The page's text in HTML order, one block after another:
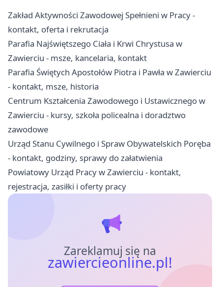
Zakład Aktywności Zawodowej Spełnieni w Pracy -
kontakt, oferta i rekrutacja
Parafia Najświętszego Ciała i Krwi Chrystusa w
Zawierciu - msze, kancelaria, kontakt
Parafia Świętych Apostołów Piotra i Pawła w Zawierciu
- kontakt, msze, historia
Centrum Kształcenia Zawodowego i Ustawicznego w
Zawierciu - kursy, szkoła policealna i doradztwo
zawodowe
Urząd Stanu Cywilnego i Spraw Obywatelskich Poręba
- kontakt, godziny, sprawy do załatwienia
Powiatowy Urząd Pracy w Zawierciu - kontakt,
rejestracja, zasiłki i oferty pracy
Zareklamuj się na
zawiercieonline.pl!